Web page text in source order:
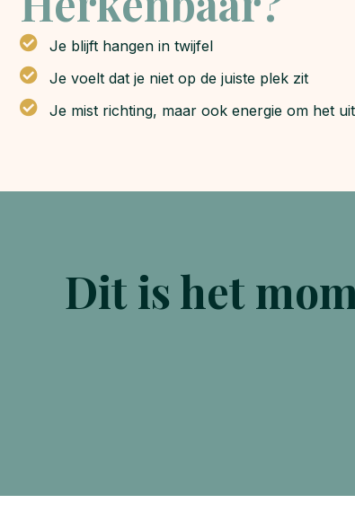
Je blijft hangen in twijfel
Je voelt dat je niet op de juiste plek zit
Je mist richting, maar ook energie om het
Dit is het